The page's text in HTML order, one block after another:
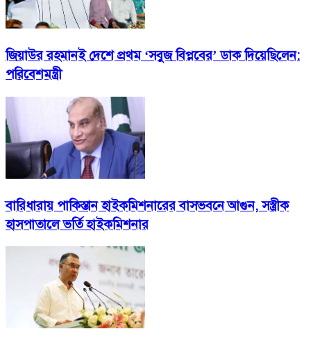
জিয়াউর রহমানই দেশে প্রথম ‘সবুজ বিপ্লবের’ ডাক দিয়েছিলেন:
পরিবেশমন্ত্রী
বারিধারায় পাকিস্তান হাইকমিশনারের বাসভবনে আগুন, সস্ত্রীক
হাসপাতালে ভর্তি হাইকমিশনার